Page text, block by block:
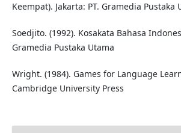
Keempat). Jakarta: PT. Gramedia Pustaka
Soedjito. (1992). Kosakata Bahasa
Gramedia Pustaka Utama
Wright. (1984). Games for Language
Cambridge University Press